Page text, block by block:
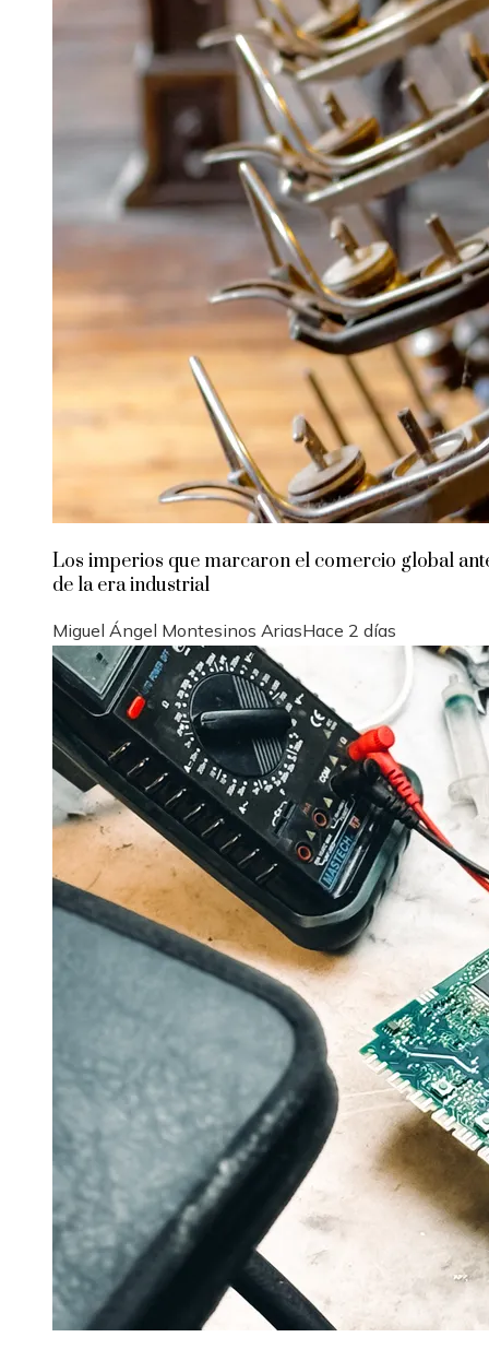
Los imperios que marcaron el comercio global
de la era industrial
Miguel Ángel Montesinos AriasHace 2 días